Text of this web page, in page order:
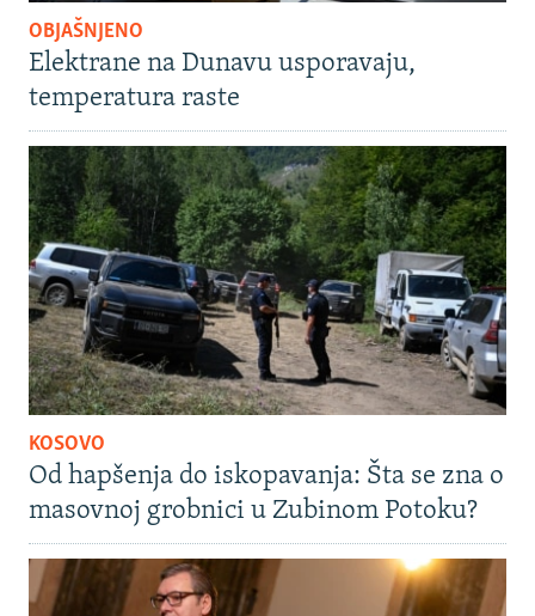
OBJAŠNJENO
Elektrane na Dunavu usporavaju,
temperatura raste
KOSOVO
Od hapšenja do iskopavanja: Šta se zna o
masovnoj grobnici u Zubinom Potoku?